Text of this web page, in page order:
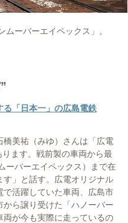
ーバーエイペックス」。
る「日本一」の広島電鉄
美祐（みゆ）さんは「広電
ます。戦前製の車両から最
ーバーエイペックス）まで在
」と話す。広電オリジナル
活躍していた車両、広島市
ら譲り受けた「ハノーバー
が今も実際に走っているの